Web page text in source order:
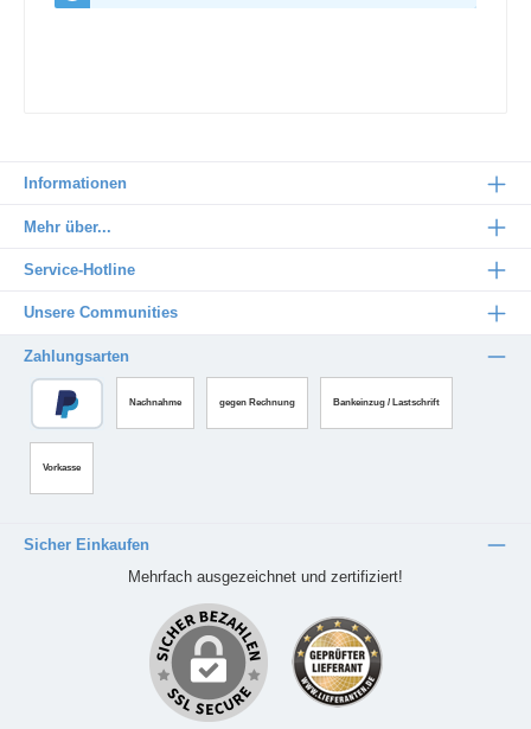
Informationen
Mehr über...
Service-Hotline
Unsere Communities
Zahlungsarten
Nachnahme gegen Rechnung Bankeinzug / Lastschrift
Vorkasse
Sicher Einkaufen
Mehrfach ausgezeichnet und zertifiziert!